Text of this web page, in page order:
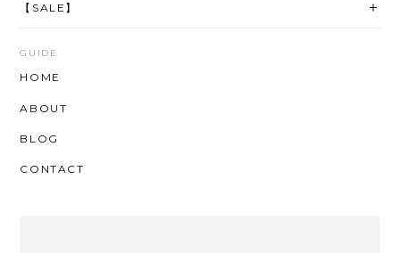
【SALE】
GUIDE
HOME
ABOUT
BLOG
CONTACT